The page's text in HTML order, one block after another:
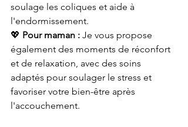
soulage les coliques et aide à
l'endormissement.
💖 Pour maman : Je vous propose
également des moments de réconfort
et de relaxation, avec des soins
adaptés pour soulager le stress et
favoriser votre bien-être après
l'accouchement.